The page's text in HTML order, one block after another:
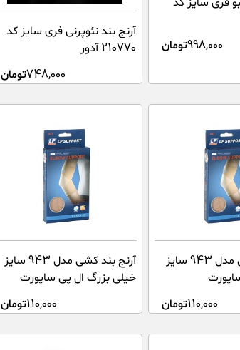
998,000تومان
آرنج بند نئوپرنی فری سایز کد
210770 آدور
748,000تومان
آرنج بند کشی مدل 943 سایز
110,000تومان
آرنج بند کشی مدل 943 سایز
خیلی بزرگ ال پی ساپورت
110,000تومان